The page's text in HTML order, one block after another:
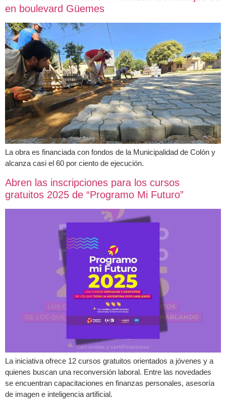
en boulevard Güemes
La obra es financiada con fondos de la Municipalidad de Colón y
alcanza casi el 60 por ciento de ejecución.
Abren las inscripciones para los cursos
gratuitos 2025 de “Programo Mi Futuro”
La iniciativa ofrece 12 cursos gratuitos orientados a jóvenes y a
quienes buscan una reconversión laboral. Entre las novedades
se encuentran capacitaciones en finanzas personales, asesoría
de imagen e inteligencia artificial.